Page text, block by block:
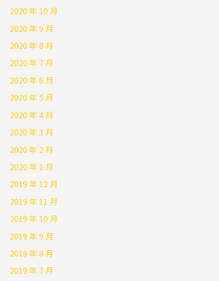
2020 年 10 月
2020 年 9 月
2020 年 8 月
2020 年 7 月
2020 年 6 月
2020 年 5 月
2020 年 4 月
2020 年 3 月
2020 年 2 月
2020 年 1 月
2019 年 12 月
2019 年 11 月
2019 年 10 月
2019 年 9 月
2019 年 8 月
2019 年 7 月